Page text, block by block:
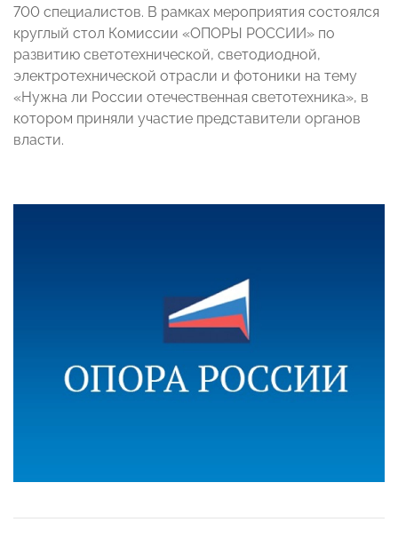
700 специалистов. В рамках мероприятия состоялся
круглый стол Комиссии «ОПОРЫ РОССИИ» по
развитию светотехнической, светодиодной,
электротехнической отрасли и фотоники на тему
«Нужна ли России отечественная светотехника», в
котором приняли участие представители органов
власти.